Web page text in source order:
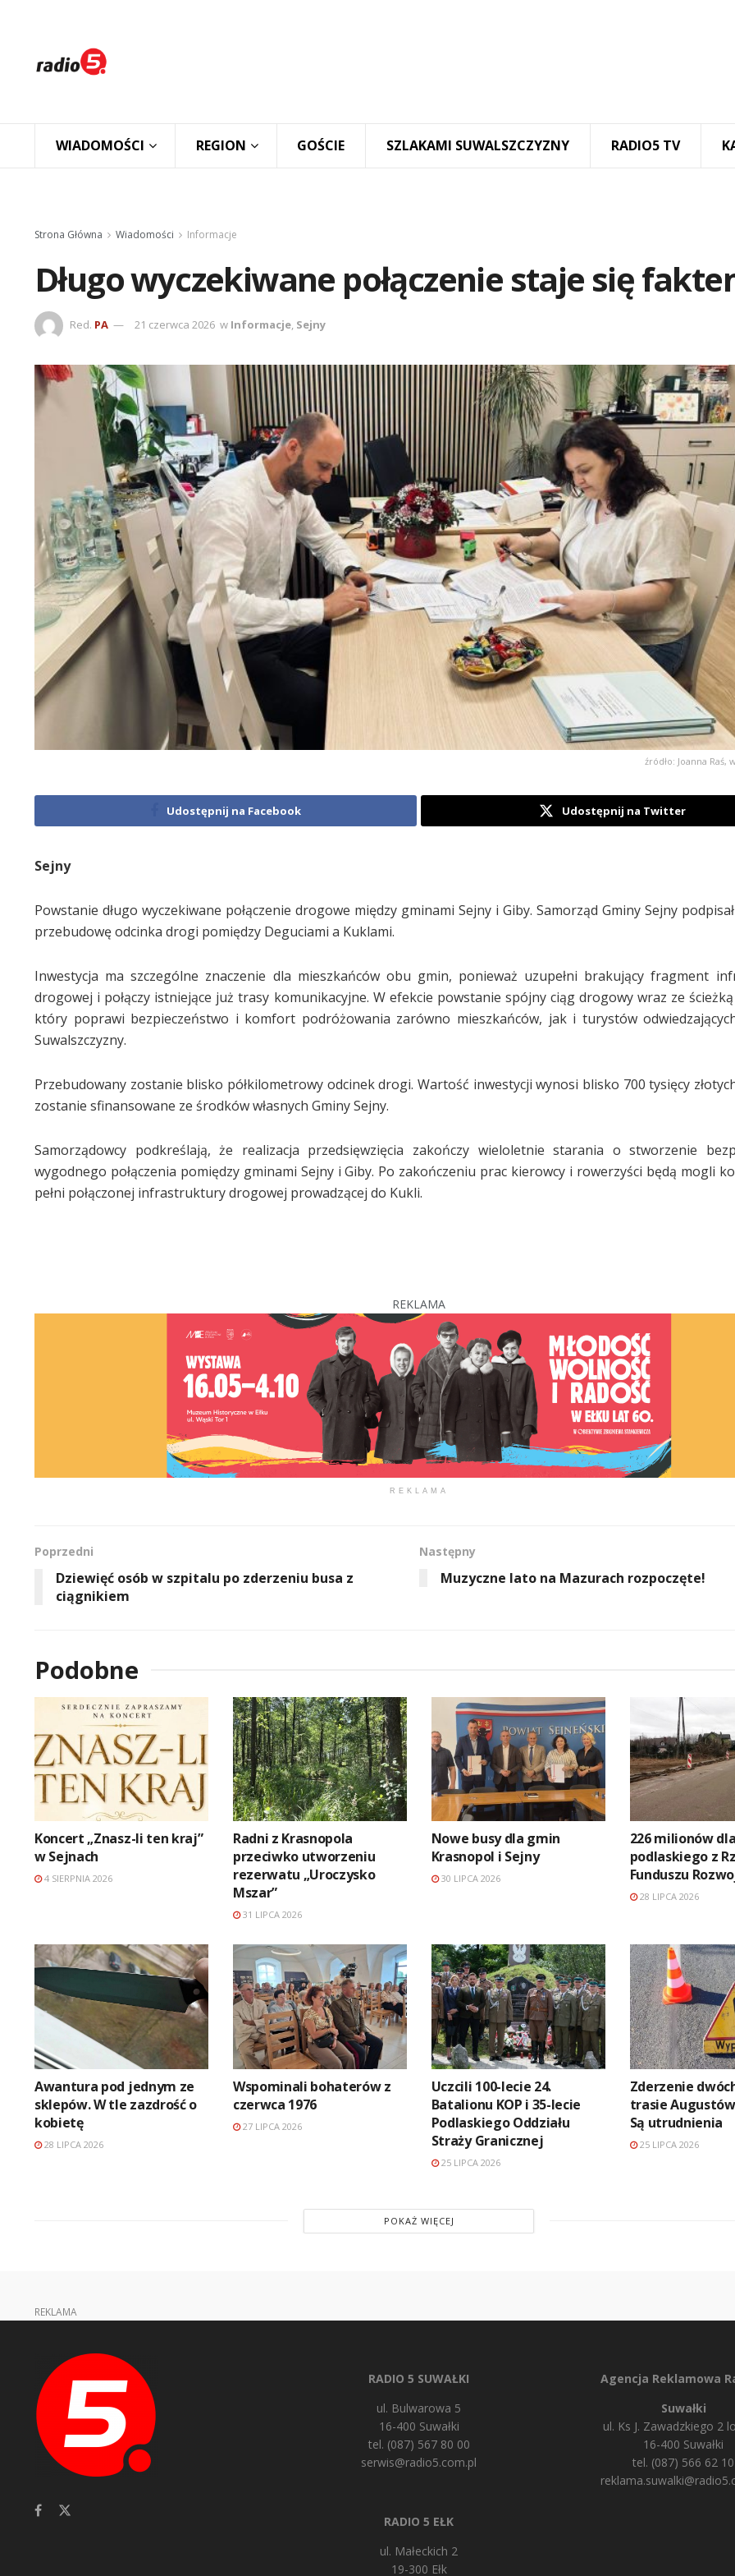
WIADOMOŚCI REGION GOŚCIE SZLAKAMI SUWALSZCZYZNY RADIO5 TV
Strona Główna Wiadomości Informacje
Długo wyczekiwane połączenie staje się
Red. PA 21 czerwca 2026 w Informacje, Sejny
źródło: Joanna Raś,
Udostępnij na Facebook Udostępnij na Twitter
Sejny
Powstanie długo wyczekiwane połączenie drogowe między gminami Sejny i Giby. Samorząd Gminy Sejny
przebudowę odcinka drogi pomiędzy Deguciami a Kuklami.
Inwestycja ma szczególne znaczenie dla mieszkańców obu gmin, ponieważ uzupełni brakujący fragment
drogowej i połączy istniejące już trasy komunikacyjne. W efekcie powstanie spójny ciąg drogowy wraz ze
który poprawi bezpieczeństwo i komfort podróżowania zarówno mieszkańców, jak i turystów
Suwalszczyzny.
Przebudowany zostanie blisko półkilometrowy odcinek drogi. Wartość inwestycji wynosi blisko 700 tysięcy
zostanie sfinansowane ze środków własnych Gminy Sejny.
Samorządowcy podkreślają, że realizacja przedsięwzięcia zakończy wieloletnie starania o stworzenie
wygodnego połączenia pomiędzy gminami Sejny i Giby. Po zakończeniu prac kierowcy i rowerzyści będą mogli
pełni połączonej infrastruktury drogowej prowadzącej do Kukli.
REKLAMA
REKLAMA
Poprzedni
Dziewięć osób w szpitalu po zderzeniu busa z
ciągnikiem
Następny
Muzyczne lato na Mazurach rozpoczęte!
Podobne
Koncert „Znasz-li ten kraj”
w Sejnach
4 SIERPNIA 2026
Radni z Krasnopola
przeciwko utworzeniu
rezerwatu „Uroczysko
Mszar”
31 LIPCA 2026
Nowe busy dla gmin
Krasnopol i Sejny
30 LIPCA 2026
226 milionów
podlaskiego z
Funduszu
28 LIPCA 2026
Awantura pod jednym ze
sklepów. W tle zazdrość o
kobietę
28 LIPCA 2026
Wspominali bohaterów z
czerwca 1976
27 LIPCA 2026
Uczcili 100-lecie 24.
Batalionu KOP i 35-lecie
Podlaskiego Oddziału
Straży Granicznej
25 LIPCA 2026
Zderzenie
trasie
Są utrudnienia
25 LIPCA 2026
POKAŻ WIĘCEJ
REKLAMA
RADIO 5 SUWAŁKI
ul. Bulwarowa 5
16-400 Suwałki
tel. (087) 567 80 00
serwis@radio5.com.pl
RADIO 5 EŁK
ul. Małeckich 2
19-300 Ełk
Agencja Reklamowa
Suwałki
ul. Ks J. Zawadzkiego 2
16-400 Suwałki
tel. (087) 566 62 10